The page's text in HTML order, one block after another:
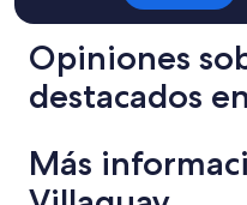
Opiniones
destacados
Más